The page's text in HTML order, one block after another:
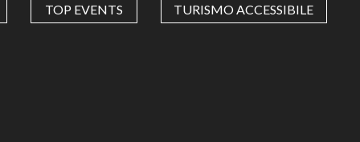
TOP EVENTS TURISMO ACCESSIBILE